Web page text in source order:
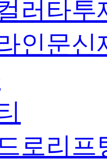
러타투
인문신
로리프